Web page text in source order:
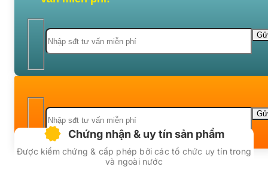
Chứng nhận & uy tín sản phẩm
Được kiểm chứng & cấp phép bởi các tổ chức uy tín trong
và ngoài nước